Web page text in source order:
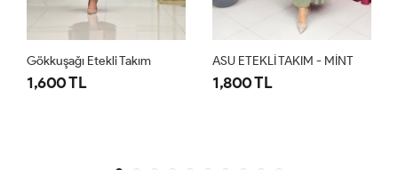
Gökkuşağı Etekli Takım
1,600 TL
ASU ETEKLİ TAKIM - MİNT
1,800 TL